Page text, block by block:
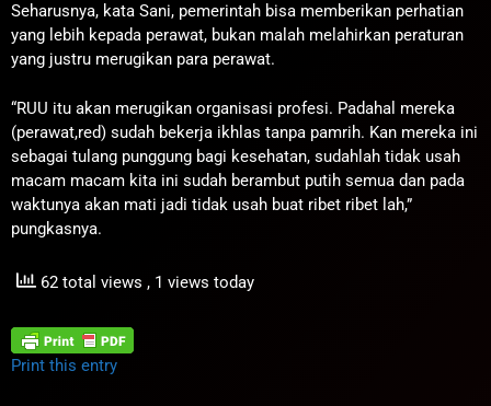
Seharusnya, kata Sani, pemerintah bisa memberikan perhatian
yang lebih kepada perawat, bukan malah melahirkan peraturan
yang justru merugikan para perawat.
“RUU itu akan merugikan organisasi profesi. Padahal mereka
(perawat,red) sudah bekerja ikhlas tanpa pamrih. Kan mereka ini
sebagai tulang punggung bagi kesehatan, sudahlah tidak usah
macam macam kita ini sudah berambut putih semua dan pada
waktunya akan mati jadi tidak usah buat ribet ribet lah,”
pungkasnya.
62 total views , 1 views today
Print this entry